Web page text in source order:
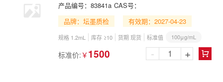
产品编号： 83841a CAS号：
品牌：坛墨质检
有效期：2027-04-23
规格 1.2mL 库存 ≥10 货期 现货 标准值 100μg/mL
标准价: ￥ 1500 
- +